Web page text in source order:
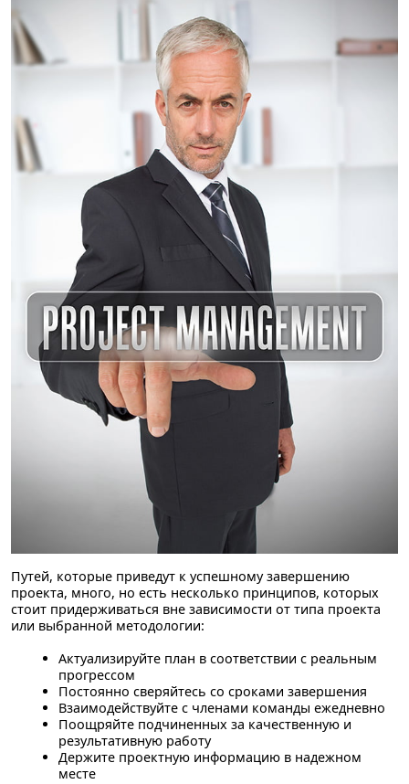
Путей, которые приведут к успешному завершению
проекта, много, но есть несколько принципов, которых
стоит придерживаться вне зависимости от типа проекта
или выбранной методологии:
Актуализируйте план в соответствии с реальным
прогрессом
Постоянно сверяйтесь со сроками завершения
Взаимодействуйте с членами команды ежедневно
Поощряйте подчиненных за качественную и
результативную работу
Держите проектную информацию в надежном
месте